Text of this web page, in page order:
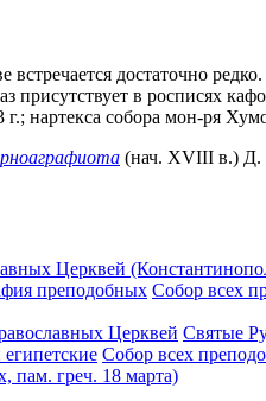
встречается достаточно
присутствует в росписях
г.; нартекса собора мон-ря
(нач. XVIII в.) Д.
Церквей
преподобных Собор всех
Церквей Святые
Собор всех
пам. греч. 18 марта)